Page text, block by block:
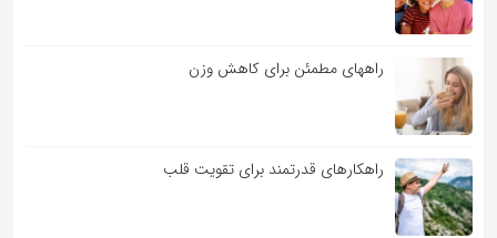
راههای مطمئن برای کاهش وزن
راهکارهای قدرتمند برای تقویت قلب